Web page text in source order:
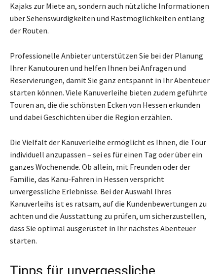
Kajaks zur Miete an, sondern auch nützliche Informationen
über Sehenswürdigkeiten und Rastmöglichkeiten entlang
der Routen.
Professionelle Anbieter unterstützen Sie bei der Planung
Ihrer Kanutouren und helfen Ihnen bei Anfragen und
Reservierungen, damit Sie ganz entspannt in Ihr Abenteuer
starten können. Viele Kanuverleihe bieten zudem geführte
Touren an, die die schönsten Ecken von Hessen erkunden
und dabei Geschichten über die Region erzählen.
Die Vielfalt der Kanuverleihe ermöglicht es Ihnen, die Tour
individuell anzupassen – sei es für einen Tag oder über ein
ganzes Wochenende. Ob allein, mit Freunden oder der
Familie, das Kanu-Fahren in Hessen verspricht
unvergessliche Erlebnisse. Bei der Auswahl Ihres
Kanuverleihs ist es ratsam, auf die Kundenbewertungen zu
achten und die Ausstattung zu prüfen, um sicherzustellen,
dass Sie optimal ausgerüstet in Ihr nächstes Abenteuer
starten.